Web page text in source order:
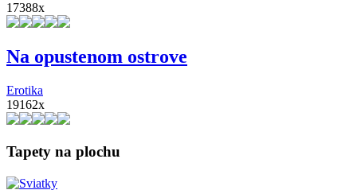
17388x
Na opustenom ostrove
Erotika
19162x
Tapety na plochu